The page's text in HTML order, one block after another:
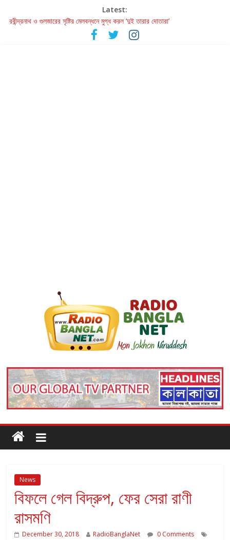
Latest:
রবীন্দ্রনাথ ও গুলজারের সৃষ্টির মেলবন্ধনে মুগ্ধ করল ‘দুই তারার দোতারা’
কলের গান থেকে রীলস্ — বাঙালির গান শোনার বিবর্তনের গল্প
জগন্নাথমঙ্গলম্ — বাংলায় প্রথমবার মঞ্চে এবার রথযাত্রার উদযাপন
News
বিফলে গেল বিদ্রুপ, ফের সেরা রাণী
রাসমণি
December 30, 2018 RadioBanglaNet
0 Comments